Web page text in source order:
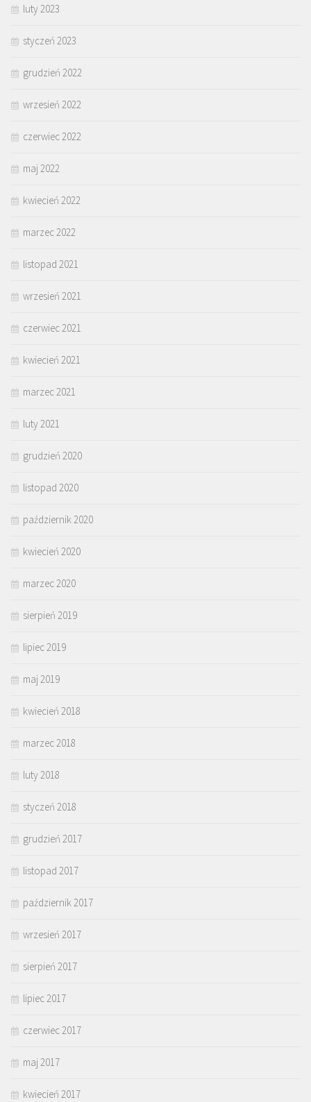
luty 2023
styczeń 2023
grudzień 2022
wrzesień 2022
czerwiec 2022
maj 2022
kwiecień 2022
marzec 2022
listopad 2021
wrzesień 2021
czerwiec 2021
kwiecień 2021
marzec 2021
luty 2021
grudzień 2020
listopad 2020
październik 2020
kwiecień 2020
marzec 2020
sierpień 2019
lipiec 2019
maj 2019
kwiecień 2018
marzec 2018
luty 2018
styczeń 2018
grudzień 2017
listopad 2017
październik 2017
wrzesień 2017
sierpień 2017
lipiec 2017
czerwiec 2017
maj 2017
kwiecień 2017